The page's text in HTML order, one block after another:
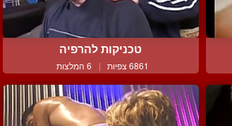
טכניקות להרפיה
6861 צפיות | 6 המלצות